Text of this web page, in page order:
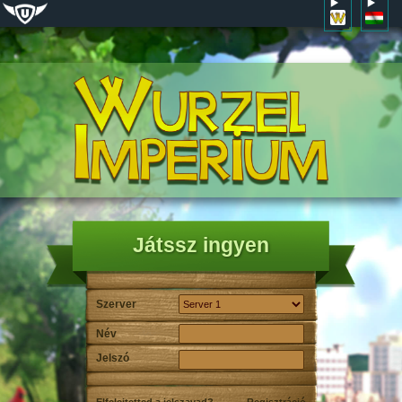
Játssz ingyen
Szerver
Név
Jelszó